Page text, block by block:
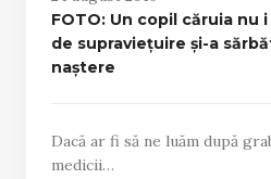
FOTO: Un copil căruia nu
de supraviețuire și-a
naștere
Dacă ar fi să ne luăm după
medicii…